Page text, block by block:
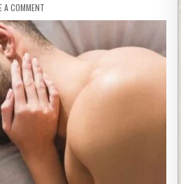
A COMMENTON
ZABORAVITE
SEKSI
DONJI
OVAJ
ODEVNI
PREDMET
ĆE
DOKAZANO
POBOLJŠATI
VAŠ
SEKSUALNI
ŽIVOT!